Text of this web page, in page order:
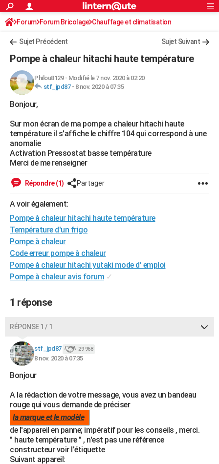
ACTUALITÉS
Politique
Société
Faits Divers
Education
Monde
Villes
+
FINANCE
Retraite
Impôts
Epargne
Immobilier
Risques naturels par ville
Banque
Assurance
Crédit
AUTO
Essais
Réserver un essai
Citadines
Berlines
SUV
Forum auto
+HIGH-TECH
Mobiles
Meilleur smartphone
Internet
Ordinateurs
Jeux vidéo
Guide high-tech
+BRICOLAGE
Forum
Aménagement intérieur
Extérieur
Cuisine
Salle de bains
Jardinage
Rangement
WEEK-END
Art de vivre
Bien-être
Loisirs
Mode
Modes de vie
Alimentation
Guide de la santé
Maladies
Médicaments
Sommeil
Destinations
City break
Voyage nature
Voyage de noces
Forum
Climat
+PHOTO
GUIDES D'ACHAT
BONS PLANS
Carte de Noël
Carte Bonne année
Carte Saint-Valentin
Carte Pâques
Carte d'anniversaire
DICTIONNAIRE
Dictionnaire
Biographies
Citations
Expressions
Proverbes
PROGRAMME TV
COPAINS D'AVANT
S'inscrire
Se connecter
Lycées
Collèges
Primaires
Universités
Entreprises
Service militaire
Avis de recherche
Bricolage
Lifestyle
Culture
Sport
Auto
Television
Voyage
Cinema
Rechercher
S'inscrire
Connexion
Forum Forum Bricolage Chauffage et climatisation
Sujet Précédent Sujet Suivant
Pompe à chaleur hitachi haute température
Philou8129- Modifié le 7 nov. 2020 à 02:20
stf_jpd87- 8 nov. 2020 à 07:35
Bonjour,
Sur mon écran de ma pompe a chaleur hitachi haute
température il s'affiche le chiffre 104 qui correspond à une
anomalie
Activation Pressostat basse température
Merci de me renseigner
Répondre (1) Partager
A voir également:
Pompe à chaleur hitachi haute température
Température d'un frigo
Pompe à chaleur
Code erreur pompe à chaleur
Pompe à chaleur hitachi yutaki mode d' emploi
Pompe à chaleur avis forum ✓
1 réponse
RÉPONSE 1 / 1
stf_jpd87 29 968
8 nov. 2020 à 07:35
Bonjour
A la rédaction de votre message, vous avez un bandeau
rouge qui vous demande de préciser
la marque et le modèle
de l'appareil en panne; impératif pour les conseils , merci.
" haute température " , n'est pas une référence
constructeur voir l'étiquette
Suivant appareil: